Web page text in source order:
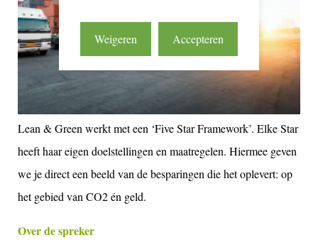
Lean & Green werkt met een ‘Five Star Framework’. Elke Star
heeft haar eigen doelstellingen en maatregelen. Hiermee geven
we je direct een beeld van de besparingen die het oplevert: op
het gebied van CO2 én geld.
Over de spreker
Weigeren Accepteren